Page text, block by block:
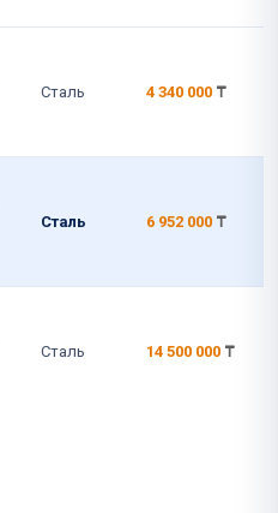
Сталь 4 340 000 ₸
Сталь 6 952 000 ₸
Сталь 14 500 000 ₸